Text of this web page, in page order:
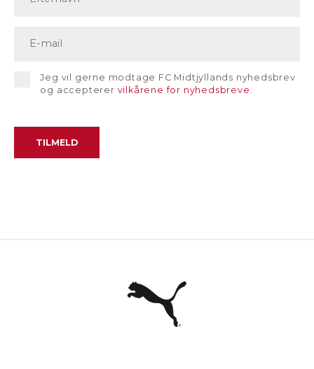
Jeg vil gerne modtage FC Midtjyllands nyhedsbrev
og accepterer vilkårene for nyhedsbreve .